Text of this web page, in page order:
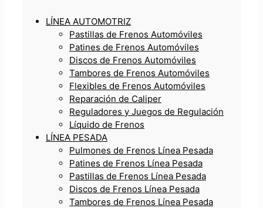
LÍNEA AUTOMOTRIZ
Pastillas de Frenos Automóviles
Patines de Frenos Automóviles
Discos de Frenos Automóviles
Tambores de Frenos Automóviles
Flexibles de Frenos Automóviles
Reparación de Caliper
Reguladores y Juegos de Regulación
Líquido de Frenos
LÍNEA PESADA
Pulmones de Frenos Línea Pesada
Patines de Frenos Línea Pesada
Pastillas de Frenos Línea Pesada
Discos de Frenos Línea Pesada
Tambores de Frenos Línea Pesada